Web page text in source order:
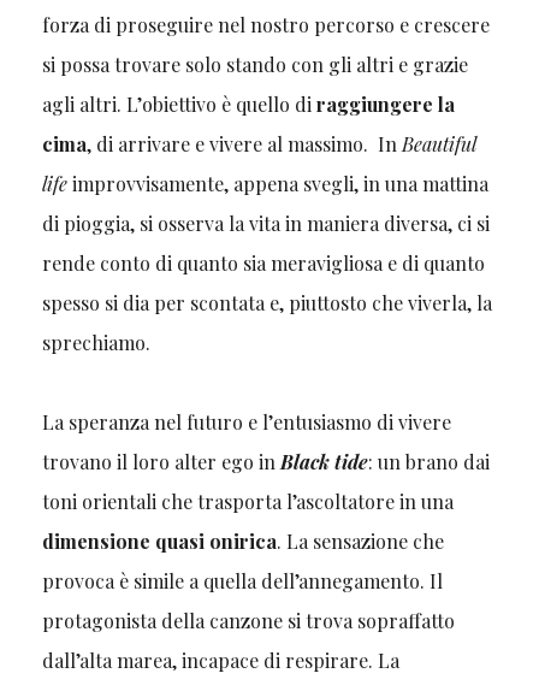
forza di proseguire nel nostro percorso e crescere
si possa trovare solo stando con gli altri e grazie
agli altri. L’obiettivo è quello diraggiungere la
cima, di arrivare e vivere al massimo. InBeautiful
lifeimprovvisamente, appena svegli, in una mattina
di pioggia, si osserva la vita in maniera diversa, ci si
rende conto di quanto sia meravigliosa e di quanto
spesso si dia per scontata e, piuttosto che viverla, la
sprechiamo.
La speranza nel futuro e l’entusiasmo di vivere
trovano il loro alter ego inBlack tide: un brano dai
toni orientali che trasporta l’ascoltatore in una
dimensione quasi onirica. La sensazione che
provoca è simile a quella dell’annegamento. Il
protagonista della canzone si trova sopraffatto
dall’alta marea, incapace di respirare. La